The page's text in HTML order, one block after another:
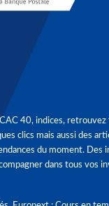
40, indices,
clics mais aussi des
du moment. Des
dans tous vos